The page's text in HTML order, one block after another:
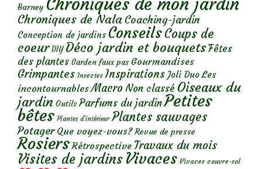
Barney
Chroniques de Nala Coaching-jardin
Conception de jardins ConseilsCoups de
coeur DIY Déco jardin et bouquetsFêtes
des plantes Garden faux pas Gourmandises
Grimpantes Insectes Inspirations Joli Duo Les
incontournables Macro Non classé Oiseaux du
jardin Outils Parfums du jardinPetites
bêtes Plantes d’intérieur Plantes sauvages
Potager Que voyez-vous? Revue de presse
Rosiers Rétrospective Travaux du mois
Visites de jardins Vivaces Vivaces couvre-sol